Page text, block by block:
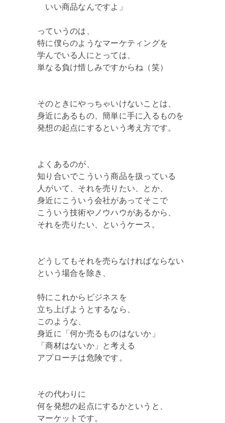
いい商品なんですよ」
っていうのは、
特に僕らのようなマーケティングを
学んでいる人にとっては、
単なる負け惜しみですからね（笑）
そのときにやっちゃいけないことは、
身近にあるもの、簡単に手に入るものを
発想の起点にするという考え方です。
よくあるのが、
知り合いでこういう商品を扱っている
人がいて、それを売りたい、とか、
身近にこういう会社があってそこで
こういう技術やノウハウがあるから、
それを売りたい、というケース。
どうしてもそれを売らなければならない
という場合を除き、
特にこれからビジネスを
立ち上げようとするなら、
このような、
身近に「何か売るものはないか」
「商材はないか」と考える
アプローチは危険です。
その代わりに
何を発想の起点にするかというと、
マーケットです。